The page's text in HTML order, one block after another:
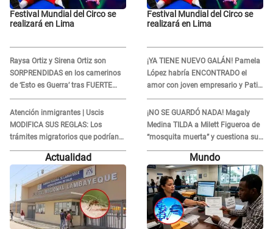
Festival Mundial del Circo se
realizará en Lima
Raysa Ortiz y Sirena Ortiz son
SORPRENDIDAS en los camerinos
de ‘Esto es Guerra’ tras FUERTE
ENFRENTAMIENTO con Gabriel
Moisés: “Gracias”
Atención inmigrantes | Uscis
MODIFICA SUS REGLAS: Los
trámites migratorios que podrían
necesitar tu prueba de ADN
Festival Mundial del Circo se
realizará en Lima
¡YA TIENE NUEVO GALÁN! Pamela
López habría ENCONTRADO el
amor con joven empresario y Pati
Lorena la ECHA en VIVO
¡NO SE GUARDÓ NADA! Magaly
Medina TILDA a Milett Figueroa de
“mosquita muerta” y cuestiona su
RECONCILIACIÓN con Marcelo
Tinelli en TV argentina
Actualidad Mundo